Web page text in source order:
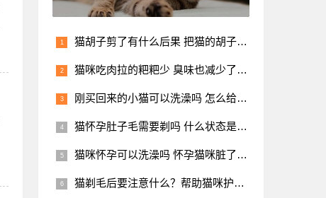
猫胡子剪了有什么后果 把猫的胡子剪了有没有影响
猫咪吃肉拉的粑粑少 臭味也减少了正常吗？
刚买回来的小猫可以洗澡吗 怎么给猫咪干洗
猫怀孕肚子毛需要剃吗 什么状态是要生了
猫咪怀孕可以洗澡吗 怀孕猫咪脏了的处理方法
猫剃毛后要注意什么？帮助猫咪护理毛发的具体措施